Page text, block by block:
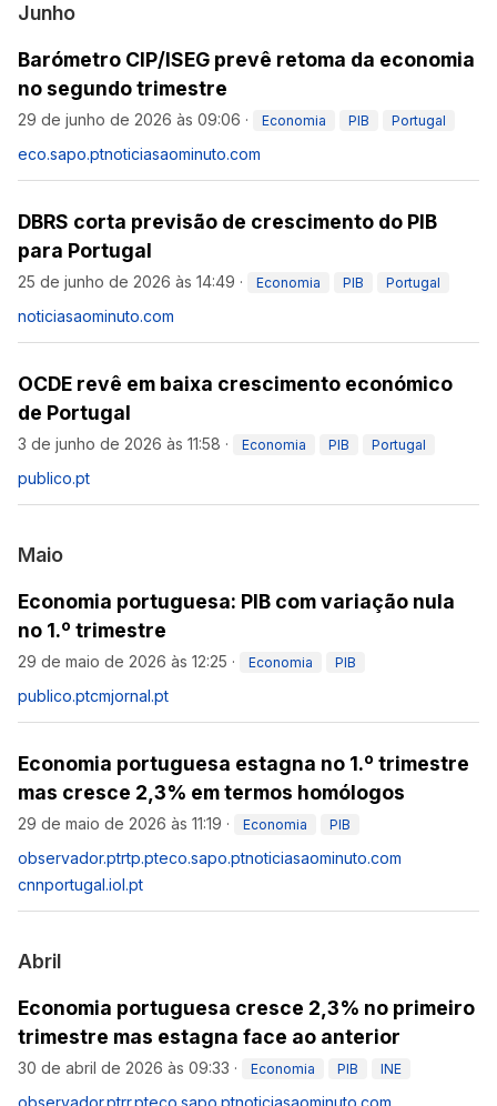
Junho
Barómetro CIP/ISEG prevê retoma da economia
no segundo trimestre
29 de junho de 2026 às 09:06 · Economia PIB Portugal
eco.sapo.ptnoticiasaominuto.com
DBRS corta previsão de crescimento do PIB
para Portugal
25 de junho de 2026 às 14:49 · Economia PIB Portugal
noticiasaominuto.com
OCDE revê em baixa crescimento económico
de Portugal
3 de junho de 2026 às 11:58 · Economia PIB Portugal
publico.pt
Maio
Economia portuguesa: PIB com variação nula
no 1.º trimestre
29 de maio de 2026 às 12:25 · Economia PIB
publico.ptcmjornal.pt
Economia portuguesa estagna no 1.º trimestre
mas cresce 2,3% em termos homólogos
29 de maio de 2026 às 11:19 · Economia PIB
observador.ptrtp.pteco.sapo.ptnoticiasaominuto.com
cnnportugal.iol.pt
Abril
Economia portuguesa cresce 2,3% no primeiro
trimestre mas estagna face ao anterior
30 de abril de 2026 às 09:33 · Economia PIB INE
observador.ptrr.pteco.sapo.ptnoticiasaominuto.com